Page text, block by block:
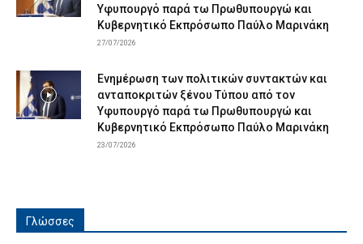
Υφυπουργό παρά τω Πρωθυπουργώ και
Κυβερνητικό Εκπρόσωπο Παύλο Μαρινάκη
27/07/2026
Ενημέρωση των πολιτικών συντακτών και
ανταποκριτών ξένου Τύπου από τον
Υφυπουργό παρά τω Πρωθυπουργώ και
Κυβερνητικό Εκπρόσωπο Παύλο Μαρινάκη
23/07/2026
Γλώσσες